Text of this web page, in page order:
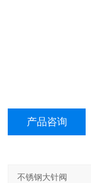
产品咨询